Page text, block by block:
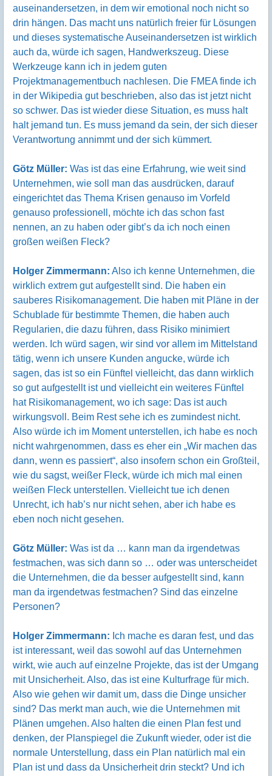
auseinandersetzen, in dem wir emotional noch nicht so
drin hängen. Das macht uns natürlich freier für Lösungen
und dieses systematische Auseinandersetzen ist wirklich
auch da, würde ich sagen, Handwerkszeug. Diese
Werkzeuge kann ich in jedem guten
Projektmanagementbuch nachlesen. Die FMEA finde ich
in der Wikipedia gut beschrieben, also das ist jetzt nicht
so schwer. Das ist wieder diese Situation, es muss halt
halt jemand tun. Es muss jemand da sein, der sich dieser
Verantwortung annimmt und der sich kümmert.
Götz Müller: Was ist das eine Erfahrung, wie weit sind
Unternehmen, wie soll man das ausdrücken, darauf
eingerichtet das Thema Krisen genauso im Vorfeld
genauso professionell, möchte ich das schon fast
nennen, an zu haben oder gibt’s da ich noch einen
großen weißen Fleck?
Holger Zimmermann: Also ich kenne Unternehmen, die
wirklich extrem gut aufgestellt sind. Die haben ein
sauberes Risikomanagement. Die haben mit Pläne in der
Schublade für bestimmte Themen, die haben auch
Regularien, die dazu führen, dass Risiko minimiert
werden. Ich würd sagen, wir sind vor allem im Mittelstand
tätig, wenn ich unsere Kunden angucke, würde ich
sagen, das ist so ein Fünftel vielleicht, das dann wirklich
so gut aufgestellt ist und vielleicht ein weiteres Fünftel
hat Risikomanagement, wo ich sage: Das ist auch
wirkungsvoll. Beim Rest sehe ich es zumindest nicht.
Also würde ich im Moment unterstellen, ich habe es noch
nicht wahrgenommen, dass es eher ein „Wir machen das
dann, wenn es passiert“, also insofern schon ein Großteil,
wie du sagst, weißer Fleck, würde ich mich mal einen
weißen Fleck unterstellen. Vielleicht tue ich denen
Unrecht, ich hab’s nur nicht sehen, aber ich habe es
eben noch nicht gesehen.
Götz Müller: Was ist da … kann man da irgendetwas
festmachen, was sich dann so … oder was unterscheidet
die Unternehmen, die da besser aufgestellt sind, kann
man da irgendetwas festmachen? Sind das einzelne
Personen?
Holger Zimmermann: Ich mache es daran fest, und das
ist interessant, weil das sowohl auf das Unternehmen
wirkt, wie auch auf einzelne Projekte, das ist der Umgang
mit Unsicherheit. Also, das ist eine Kulturfrage für mich.
Also wie gehen wir damit um, dass die Dinge unsicher
sind? Das merkt man auch, wie die Unternehmen mit
Plänen umgehen. Also halten die einen Plan fest und
denken, der Planspiegel die Zukunft wieder, oder ist die
normale Unterstellung, dass ein Plan natürlich mal ein
Plan ist und dass da Unsicherheit drin steckt? Und ich